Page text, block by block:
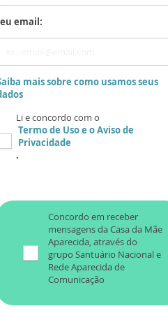
email:
mais sobre como usamos seus
Li e concordo com o
Termo de Usoe oAviso de
Privacidade
.
Concordo em receber
mensagens da Casa da Mãe
Aparecida, através do
grupo Santuário Nacional e
Rede Aparecida de
Comunicação